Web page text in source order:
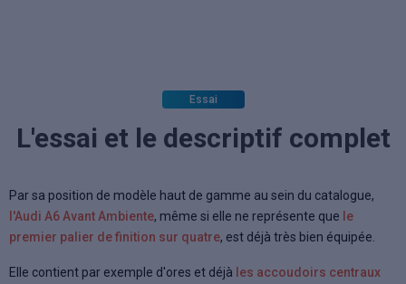
Essai
L'essai et le descriptif complet
Par sa position de modèle haut de gamme au sein du catalogue,
l'Audi A6 Avant Ambiente, même si elle ne représente que le
premier palier de finition sur quatre, est déjà très bien équipée.
Elle contient par exemple d'ores et déjà les accoudoirs centraux